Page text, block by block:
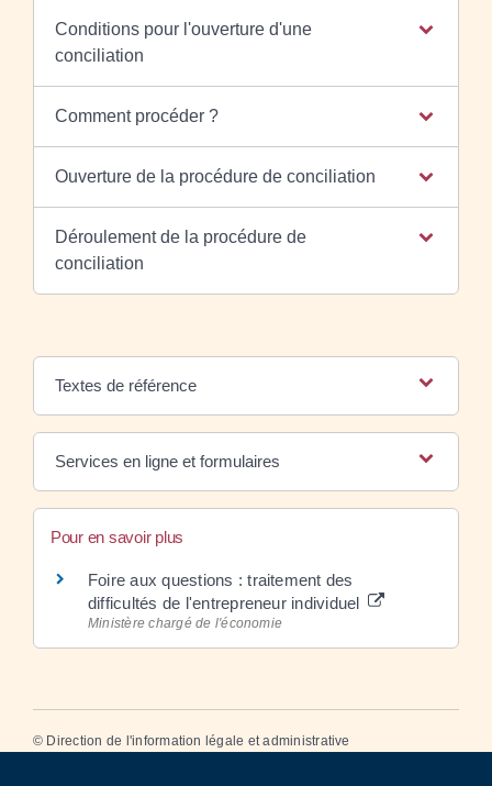
Conditions pour l'ouverture d'une
conciliation
Comment procéder ?
Ouverture de la procédure de conciliation
Déroulement de la procédure de
conciliation
Textes de référence
Services en ligne et formulaires
Pour en savoir plus
Foire aux questions : traitement des
difficultés de l'entrepreneur individuel
Ministère chargé de l'économie
© Direction de l'information légale et administrative